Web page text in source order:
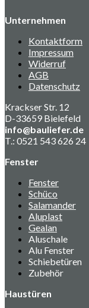
Unternehmen
Kontaktform
Impressum
Widerruf
AGB
Datenschutz
Krackser Str. 12
D-33659 Bielefeld
info@bauliefer.de
T.: 0521 543 626 24
Fenster
Fenster
Schüco
Salamander
Aluplast
Gealan
Aluschale
Alu Fenster
Schiebetüren
Zubehör
Haustüren